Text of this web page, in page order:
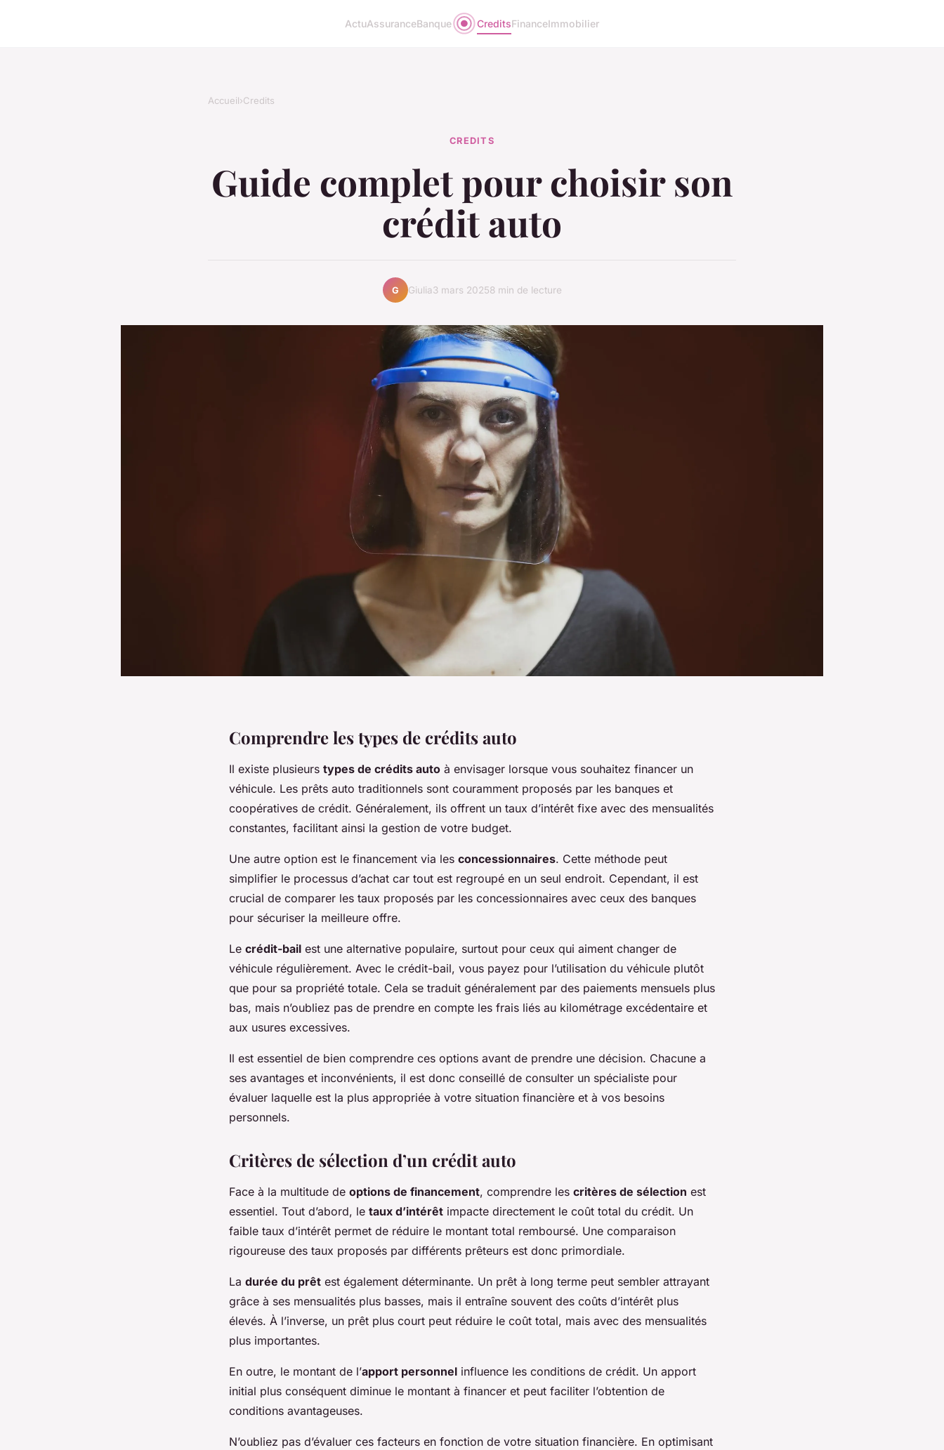
ActuAssuranceBanque CreditsFinanceImmobilier
Accueil›Credits
CREDITS
Guide complet pour choisir son
crédit auto
G Giulia3 mars 20258 min de lecture
Comprendre les types de crédits auto
Il existe plusieurs types de crédits auto à envisager lorsque vous souhaitez financer un
véhicule. Les prêts auto traditionnels sont couramment proposés par les banques et
coopératives de crédit. Généralement, ils offrent un taux d’intérêt fixe avec des mensualités
constantes, facilitant ainsi la gestion de votre budget.
Une autre option est le financement via les concessionnaires. Cette méthode peut
simplifier le processus d’achat car tout est regroupé en un seul endroit. Cependant, il est
crucial de comparer les taux proposés par les concessionnaires avec ceux des banques
pour sécuriser la meilleure offre.
Le crédit-bail est une alternative populaire, surtout pour ceux qui aiment changer de
véhicule régulièrement. Avec le crédit-bail, vous payez pour l’utilisation du véhicule plutôt
que pour sa propriété totale. Cela se traduit généralement par des paiements mensuels plus
bas, mais n’oubliez pas de prendre en compte les frais liés au kilométrage excédentaire et
aux usures excessives.
Il est essentiel de bien comprendre ces options avant de prendre une décision. Chacune a
ses avantages et inconvénients, il est donc conseillé de consulter un spécialiste pour
évaluer laquelle est la plus appropriée à votre situation financière et à vos besoins
personnels.
Critères de sélection d’un crédit auto
Face à la multitude de options de financement, comprendre les critères de sélection est
essentiel. Tout d’abord, le taux d’intérêt impacte directement le coût total du crédit. Un
faible taux d’intérêt permet de réduire le montant total remboursé. Une comparaison
rigoureuse des taux proposés par différents prêteurs est donc primordiale.
La durée du prêt est également déterminante. Un prêt à long terme peut sembler attrayant
grâce à ses mensualités plus basses, mais il entraîne souvent des coûts d’intérêt plus
élevés. À l’inverse, un prêt plus court peut réduire le coût total, mais avec des mensualités
plus importantes.
En outre, le montant de l’apport personnel influence les conditions de crédit. Un apport
initial plus conséquent diminue le montant à financer et peut faciliter l’obtention de
conditions avantageuses.
N’oubliez pas d’évaluer ces facteurs en fonction de votre situation financière. En optimisant